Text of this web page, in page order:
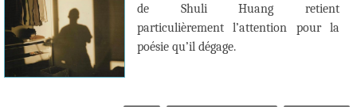
de Shuli Huang retient
particulièrement l’attention pour la
poésie qu’il dégage.